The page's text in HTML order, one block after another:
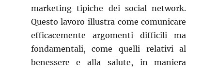
marketing tipiche dei social network.
Questo lavoro illustra come comunicare
efficacemente argomenti difficili ma
fondamentali, come quelli relativi al
benessere e alla salute, in maniera